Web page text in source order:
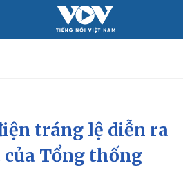
Xã hội
Tin 24h
Dự báo thời tiết
tráng lệ diễn ra
Tổng thống